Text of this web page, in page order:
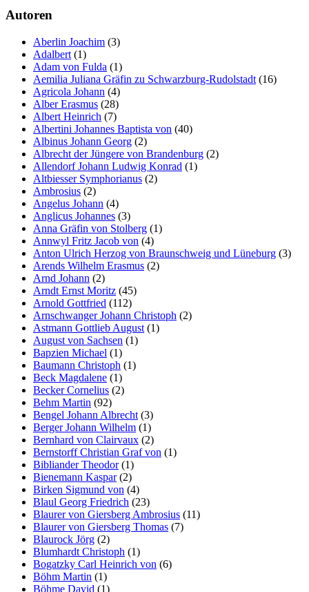
Autoren
Aberlin Joachim (3)
Adalbert (1)
Adam von Fulda (1)
Aemilia Juliana Gräfin zu Schwarzburg-Rudolstadt (16)
Agricola Johann (4)
Alber Erasmus (28)
Albert Heinrich (7)
Albertini Johannes Baptista von (40)
Albinus Johann Georg (2)
Albrecht der Jüngere von Brandenburg (2)
Allendorf Johann Ludwig Konrad (1)
Altbiesser Symphorianus (2)
Ambrosius (2)
Angelus Johann (4)
Anglicus Johannes (3)
Anna Gräfin von Stolberg (1)
Annwyl Fritz Jacob von (4)
Anton Ulrich Herzog von Braunschweig und Lüneburg (3)
Arends Wilhelm Erasmus (2)
Arnd Johann (2)
Arndt Ernst Moritz (45)
Arnold Gottfried (112)
Arnschwanger Johann Christoph (2)
Astmann Gottlieb August (1)
August von Sachsen (1)
Bapzien Michael (1)
Baumann Christoph (1)
Beck Magdalene (1)
Becker Cornelius (2)
Behm Martin (92)
Bengel Johann Albrecht (3)
Berger Johann Wilhelm (1)
Bernhard von Clairvaux (2)
Bernstorff Christian Graf von (1)
Bibliander Theodor(1)
Bienemann Kaspar(2)
Birken Sigmund von (4)
Blaul Georg Friedrich (23)
Blaurer von Giersberg Ambrosius (11)
Blaurer von Giersberg Thomas (7)
Blaurock Jörg (2)
Blumhardt Christoph (1)
Bogatzky Carl Heinrich von (6)
Böhm Martin (1)
Böhme David (1)